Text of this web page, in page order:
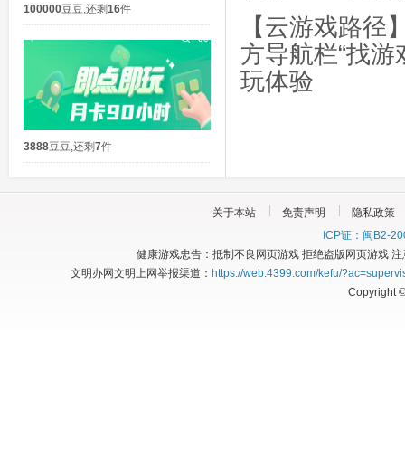
100000豆豆,还剩16件
3888豆豆,还剩7件
【云游戏路径
方导航栏“找游
玩体验
关于本站 免责声明
隐私政策
ICP证：闽B2-
健康游戏忠告：抵制不良网页游戏 拒绝盗版网页游戏
文明办网文明上网举报渠道： https://web.4399.com/kefu/
Copyright